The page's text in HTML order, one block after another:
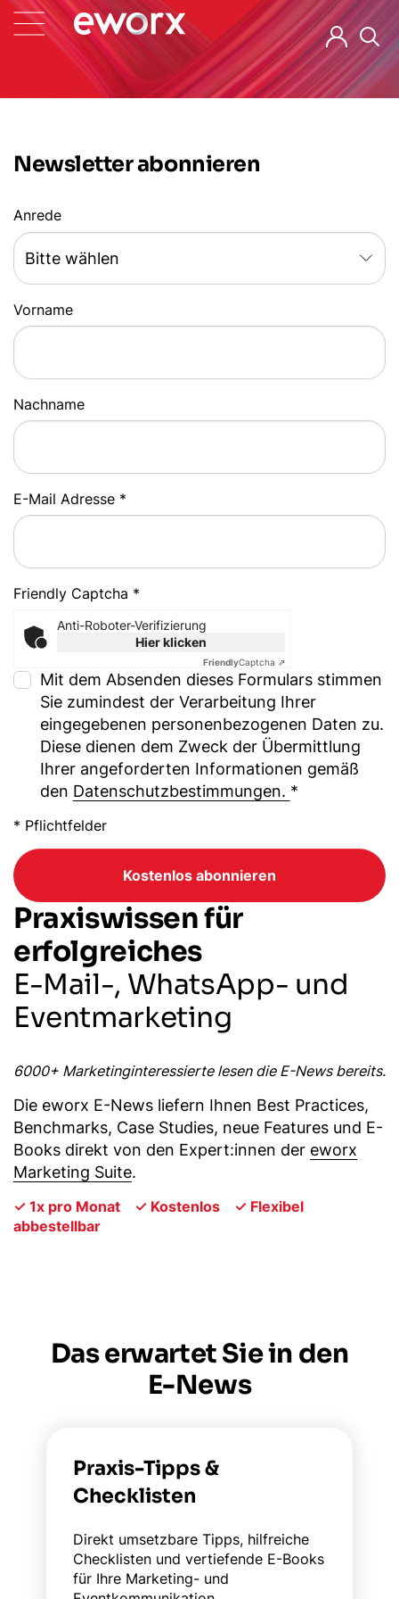
Newsletter abonnieren
Anrede
Vorname
Nachname
E-Mail Adresse *
Friendly Captcha *
Anti-Roboter-Verifizierung
Hier klicken
FriendlyCaptcha ⇗
Mit dem Absenden dieses Formulars stimmen
Sie zumindest der Verarbeitung Ihrer
eingegebenen personenbezogenen Daten zu.
Diese dienen dem Zweck der Übermittlung
Ihrer angeforderten Informationen gemäß
den Datenschutzbestimmungen. *
* Pflichtfelder
Kostenlos abonnieren
Praxiswissen für
erfolgreiches
E-Mail-, WhatsApp- und
Eventmarketing
6000+ Marketinginteressierte lesen die E-News bereits.
Die eworx E-News liefern Ihnen Best Practices,
Benchmarks, Case Studies, neue Features und E-
Books direkt von den Expert:innen der eworx
Marketing Suite.
✓ 1x pro Monat ✓ Kostenlos ✓ Flexibel
abbestellbar
Das erwartet Sie in den
E-News
Praxis-Tipps &
Checklisten
Direkt umsetzbare Tipps, hilfreiche
Checklisten und vertiefende E-Books
für Ihre Marketing- und